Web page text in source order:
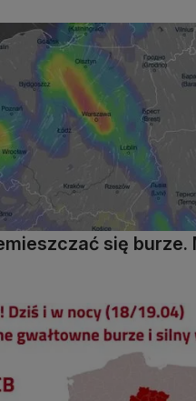
się burze.